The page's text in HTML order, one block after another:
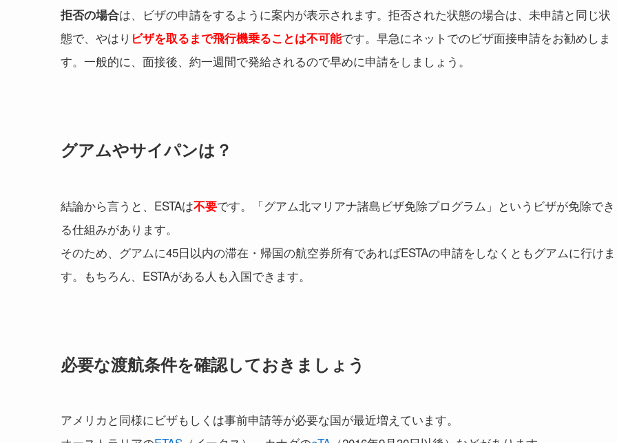
拒否の場合は、ビザの申請をするように案内が表示されます。拒否された状態の場合は、未申請と同じ状
態で、やはり ビザを取るまで飛行機乗ることは不可能です。早急にネットでのビザ面接申請をお勧めしま
す。一般的に、面接後、約一週間で発給されるので早めに申請をしましょう。
グアムやサイパンは？
結論から言うと、ESTAは不要です。「グアム北マリアナ諸島ビザ免除プログラム」というビザが免除でき
る仕組みがあります。
そのため、グアムに45日以内の滞在・帰国の航空券所有であればESTAの申請をしなくともグアムに行けま
す。もちろん、ESTAがある人も入国できます。
必要な渡航条件を確認しておきましょう
アメリカと同様にビザもしくは事前申請等が必要な国が最近増えています。